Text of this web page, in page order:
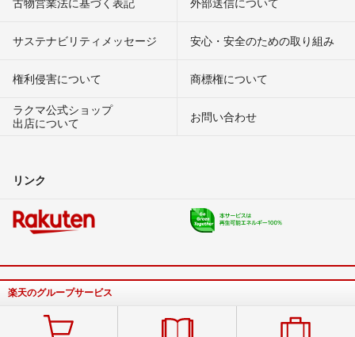
サステナビリティメッセージ 安心・安全のための取り組み
権利侵害について
商標権について
ラクマ公式ショップ
出店について
お問い合わせ
リンク
楽天のグループサービス